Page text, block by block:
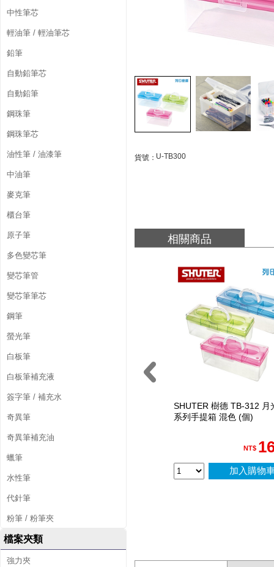
光
系
列
手
提
箱
混
色
個
中性筆芯
輕油筆 / 輕油筆芯
鉛筆
自動鉛筆芯
自動鉛筆
鋼珠筆
鋼珠筆芯
油性筆 / 油漆筆
中油筆
麥克筆
櫃台筆
原子筆
多色變芯筆
變芯筆管
變芯筆筆芯
鋼筆
螢光筆
白板筆
白板筆補充液
簽字筆 / 補充水
奇異筆
奇異筆補充油
蠟筆
水性筆
代針筆
粉筆 / 粉筆夾
檔案夾類
強力夾
貨號： U-TB300
相關商品
SHUTER 樹德 TB-312 月
系列手提箱 混色 (個)
NT$
加入購物